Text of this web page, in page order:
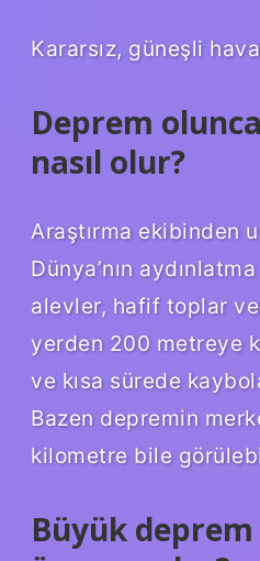
Kararsız, güneşli
Deprem
nasıl olur?
Araştırma ekibinden
Dünya’nın
alevler, hafif toplar ve
yerden 200 metreye
ve kısa sürede
Bazen depremin
kilometre bile
Büyük